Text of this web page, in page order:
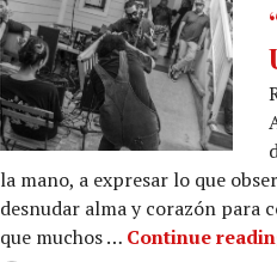
la mano, a expresar lo que
desnudar alma y corazón para
que muchos … Continue